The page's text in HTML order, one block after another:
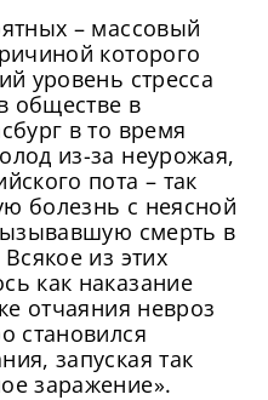
– массовый
которого
уровень стресса
обществе в
в то время
из-за неурожая,
пота – так
болезнь с неясной
смерть в
из этих
как наказание
отчаяния невроз
становился
запуская так
заражение».